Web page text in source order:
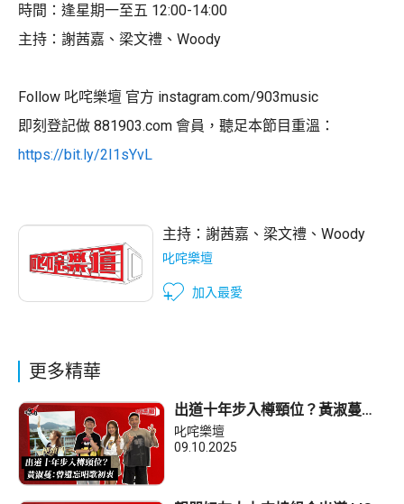
時間：逢星期一至五 12:00-14:00
主持：謝茜嘉、梁文禮、Woody
Follow 叱咤樂壇 官方 instagram.com/903music
即刻登記做 881903.com 會員，聽足本節目重溫：
https://bit.ly/2I1sYvL
主持： 謝茜嘉 、 梁文禮 、 Woody
叱咤樂壇
加入最愛
更多精華
出道十年步入樽頸位？黃淑蔓：
曾遺忘唱歌初衷
叱咤樂壇
09.10.2025